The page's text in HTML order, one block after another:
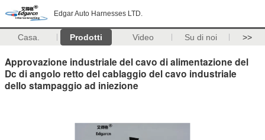
Edgar Auto Harnesses LTD.
Casa. Prodotti Video Su di noi >>
Approvazione industriale del cavo di alimentazione del
Dc di angolo retto del cablaggio del cavo industriale
dello stampaggio ad iniezione